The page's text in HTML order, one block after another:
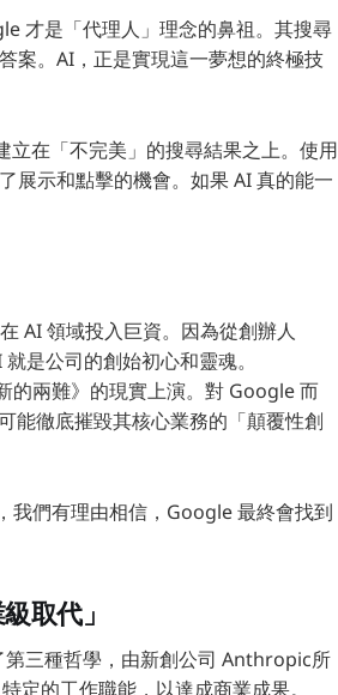
才是「代理人」理念的鼻祖。其搜尋
案。AI，正是實現這一夢想的終極技
在「不完美」的搜尋結果之上。使用
展示和點擊的機會。如果 AI 真的能一
AI 領域投入巨資。因為從創辦人
是公司的創始初心和靈魂。
的兩難》的現實上演。對 Google 而
能徹底摧毀其核心業務的「顛覆性創
們有理由相信，Google 最終會找到
取代」
三種哲學，由新創公司 Anthropic所
定的工作職能，以達成商業成果。